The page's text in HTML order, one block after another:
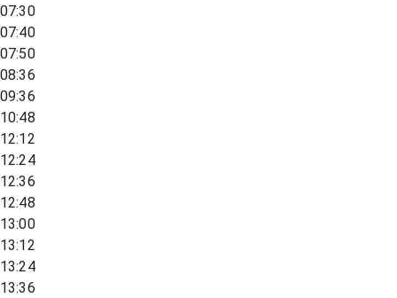
07:30
07:40
07:50
08:36
09:36
10:48
12:12
12:24
12:36
12:48
13:00
13:12
13:24
13:36